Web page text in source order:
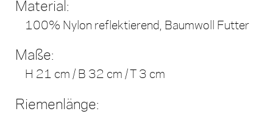
Material:
100% Nylon reflektierend, Baumwoll Futter
Maße:
H 21 cm / B 32 cm / T 3 cm
Riemenlänge: